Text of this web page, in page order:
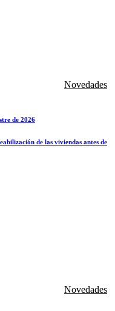
Novedades
de 2026
de las viviendas antes de
Novedades